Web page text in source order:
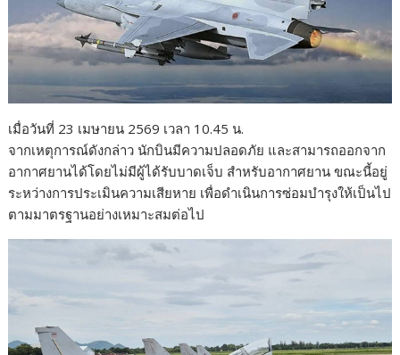
เมื่อวันที่ 23 เมษายน 2569 เวลา 10.45 น.
จากเหตุการณ์ดังกล่าว นักบินมีความปลอดภัย และสามารถออกจาก
อากาศยานได้โดยไม่มีผู้ได้รับบาดเจ็บ สำหรับอากาศยาน ขณะนี้อยู่
ระหว่างการประเมินความเสียหาย เพื่อดำเนินการซ่อมบำรุงให้เป็นไป
ตามมาตรฐานอย่างเหมาะสมต่อไป